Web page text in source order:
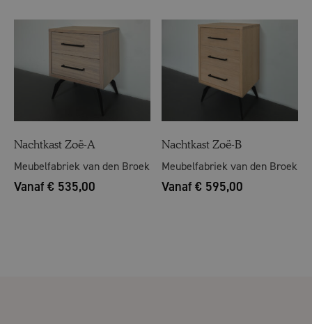
Nachtkast Zoë-A
Meubelfabriek van den Broek
Vanaf € 535,00
Nachtkast Zoë-B
Meubelfabriek van den Broek
Vanaf € 595,00